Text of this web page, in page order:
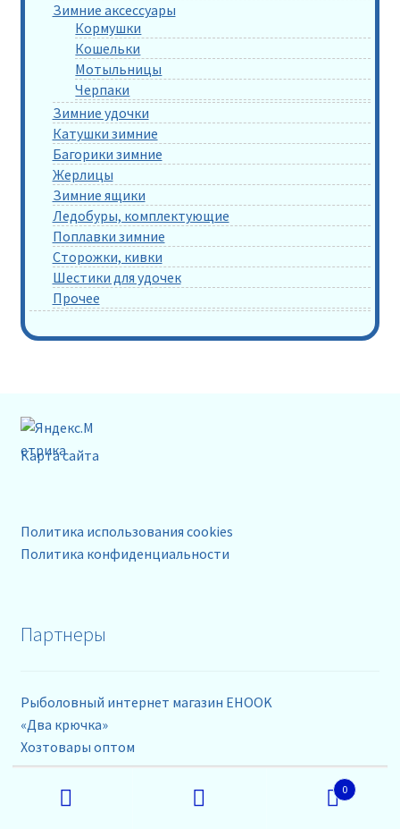
Зимние аксессуары
Кормушки
Кошельки
Мотыльницы
Черпаки
Зимние удочки
Катушки зимние
Багорики зимние
Жерлицы
Зимние ящики
Ледобуры, комплектующие
Поплавки зимние
Сторожки, кивки
Шестики для удочек
Прочее
Карта сайта
Политика использования cookies
Политика конфиденциальности
Партнеры
Рыболовный интернет магазин EHOOK
«Два крючка»
Хозтовары оптом
Массаж в Мурино
0